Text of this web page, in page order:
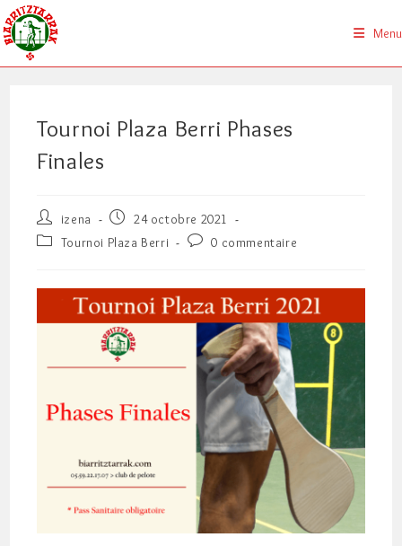
Skip
to
content
Menu
Tournoi Plaza Berri Phases
Finales
Auteur/autrice
de
la
izena
Publication
publiée :
24 octobre 2021
PostTournoi Plaza Berri
Commentaires
publication :
0 commentaire